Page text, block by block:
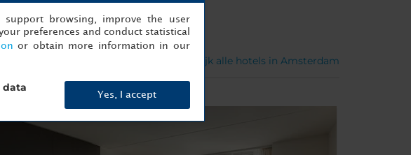
Bekijk alle hotels in Amsterdam
browsing, improve the user
preferences and conduct statistical
or obtain more information in our
data
Yes, I accept